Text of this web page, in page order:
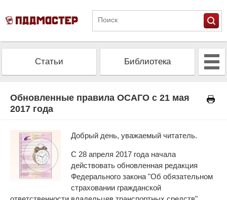
Статьи Библиотека
Обновленные правила ОСАГО с 21 мая
2017 года
Добрый день, уважаемый читатель.
С 28 апреля 2017 года начала
действовать обновленная редакция
Федерального закона "Об обязательном
страховании гражданской